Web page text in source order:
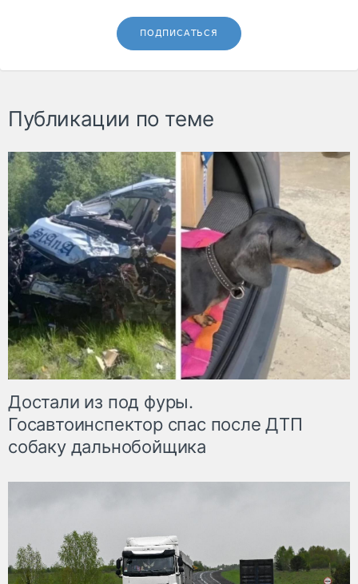
ПОДПИСАТЬСЯ
Публикации по теме
Достали из под фуры.
Госавтоинспектор спас после ДТП
собаку дальнобойщика